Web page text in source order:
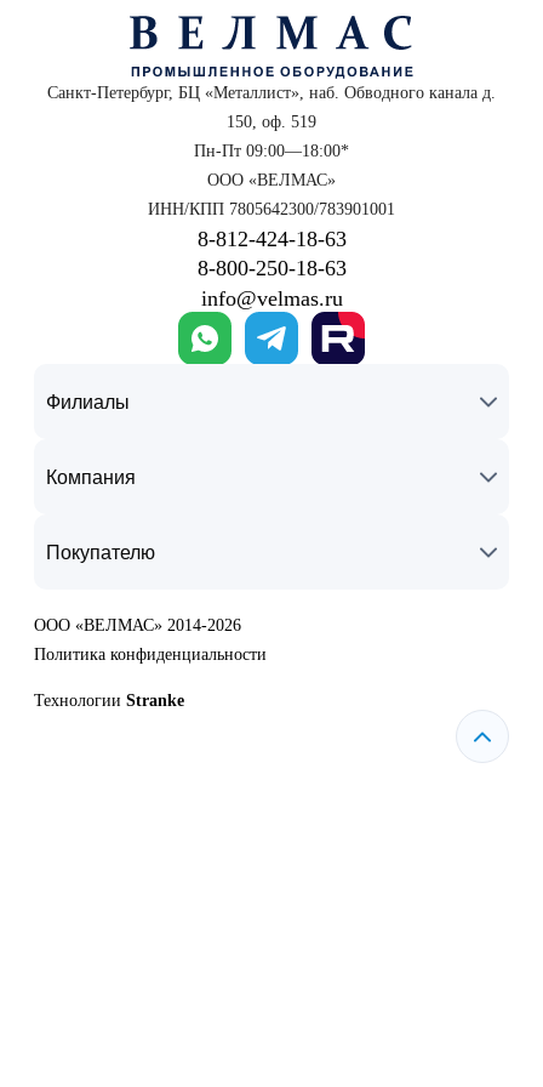
Санкт-Петербург, БЦ «Металлист», наб. Обводного канала д.
150, оф. 519
Пн-Пт 09:00—18:00*
ООО «ВЕЛМАС»
ИНН/КПП 7805642300/783901001
8‑812‑424‑18‑63
8‑800‑250‑18‑63
info@velmas.ru
Филиалы
Компания
Покупателю
ООО «ВЕЛМАС» 2014-2026
Политика конфиденциальности
Технологии Stranke